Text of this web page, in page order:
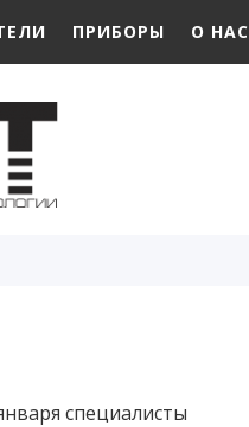
ПРИБОРЫ О НАС
специалисты